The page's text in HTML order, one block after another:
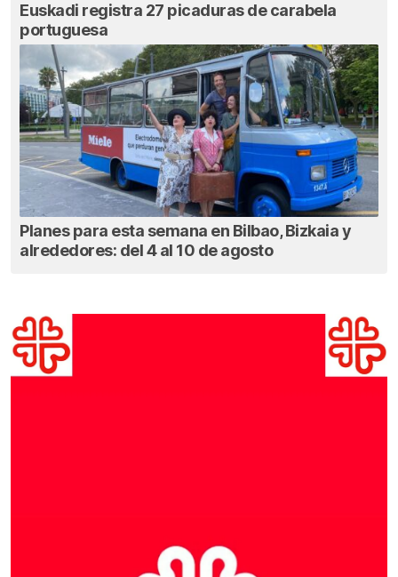
Euskadi registra 27 picaduras de carabela
portuguesa
Planes para esta semana en Bilbao, Bizkaia y
alrededores: del 4 al 10 de agosto